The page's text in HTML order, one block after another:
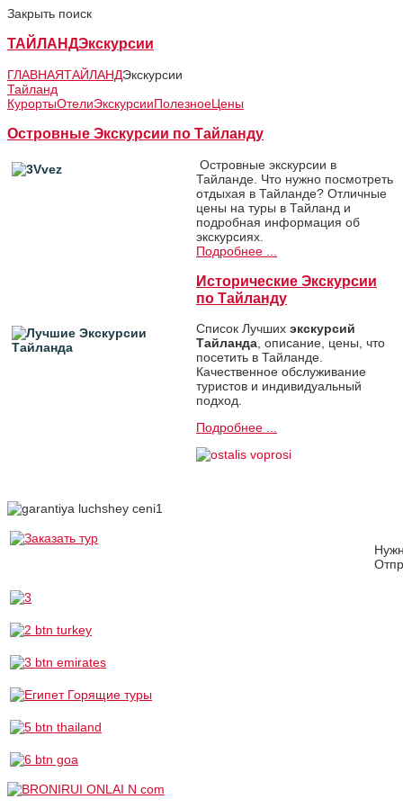
Закрыть поиск
ТАЙЛАНДЭкскурсии
ГЛАВНАЯТАЙЛАНДЭкскурсии
Тайланд
КурортыОтелиЭкскурсииПолезноеЦены
Островные Экскурсии по Тайланду
Островные экскурсии в
Тайланде. Что нужно посмотреть
отдыхая в Тайланде? Отличныe
цeны на туры в Тайланд и
подробная информация об
экскурсиях.
Подробнее ...
Исторические Экскурсии
по Тайланду
Список Лучших экскурсий
Тайланда, описание, цены, что
посетить в Тайланде.
Качественное обслуживание
туристов и индивидуальный
подход.
Подробнее ...